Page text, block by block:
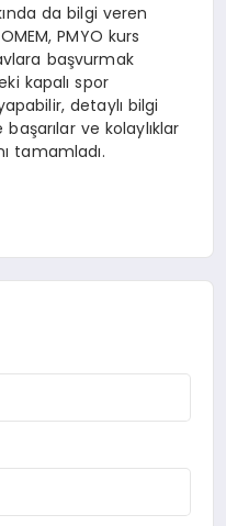
da bilgi veren
PMYO kurs
başvurmak
kapalı spor
detaylı bilgi
ve kolaylıklar
tamamladı.